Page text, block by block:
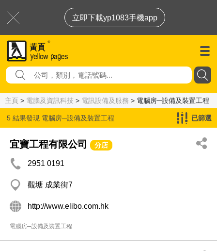
立即下載yp1083手機app
主頁 > 電腦及資訊科技 > 電訊設備及服務 > 電腦房─設備及裝置工程
5 結果發現 電腦房─設備及裝置工程 已篩選
宜寶工程有限公司 分店
2951 0191
觀塘 成業街7
http://www.elibo.com.hk
電腦房─設備及裝置工程